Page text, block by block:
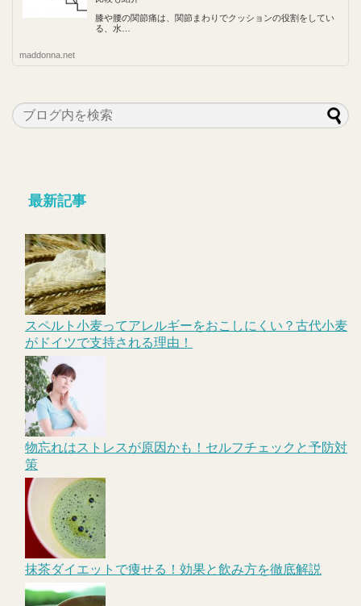
膝や腰の関節痛は、関節まわりでクッションの役割をしてい
る、水…
maddonna.net
最新記事
スペルト小麦ってアレルギーをおこしにくい？古代小麦
がドイツで支持される理由！
物忘れはストレスが原因かも！セルフチェックと予防対
策
抹茶ダイエットで痩せる！効果と飲み方を徹底解説